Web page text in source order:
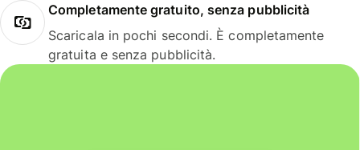
Completamente gratuito, senza pubblicità
Scaricala in pochi secondi. È completamente
gratuita e senza pubblicità.